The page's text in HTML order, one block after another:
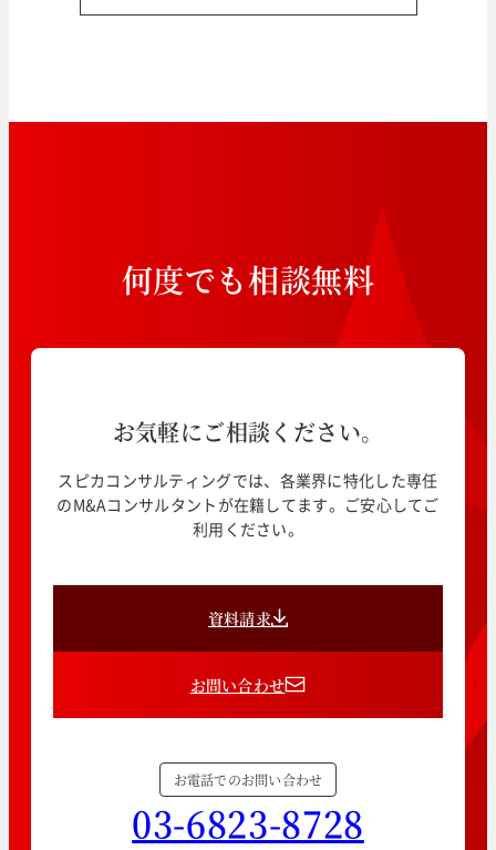
何度でも相談無料
お気軽にご相談ください。
スピカコンサルティングでは、各業界に特化した専任
のM&Aコンサルタントが在籍してます。ご安心してご
利用ください。
資料請求
お問い合わせ
お電話でのお問い合わせ
03-6823-8728